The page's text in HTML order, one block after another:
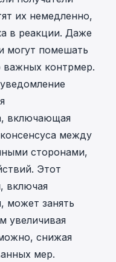
их немедленно,
в реакции. Даже
могут помешать
контрмер.
включающая
между
сторонами,
Этот
включая
может занять
увеличивая
снижая
мер.